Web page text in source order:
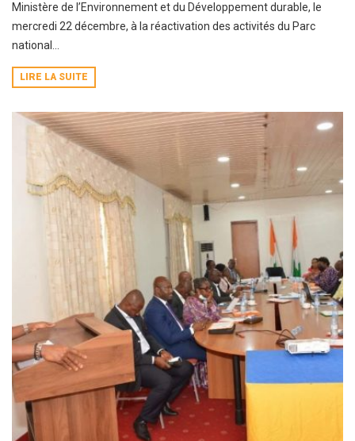
Ministère de l’Environnement et du Développement durable, le
mercredi 22 décembre, à la réactivation des activités du Parc
national...
LIRE LA SUITE